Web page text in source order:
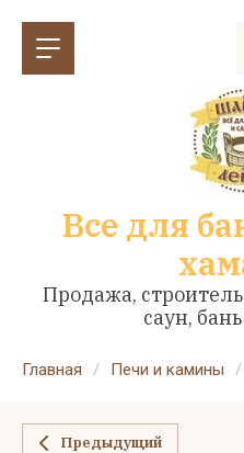
Все для
Продажа,
саун,
Главная / Печи и камины /
Предыдущий